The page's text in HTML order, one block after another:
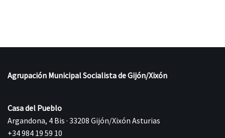
Agrupación Municipal Socialista de Gijón/Xixón
Casa del Pueblo
Argandona, 4 Bis · 33208 Gijón/Xixón Asturias
+34 984 19 59 10